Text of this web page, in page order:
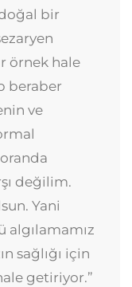
bir
örnek hale
beraber
ve
değilim.
Yani
algılamamız
sağlığı için
getiriyor.”